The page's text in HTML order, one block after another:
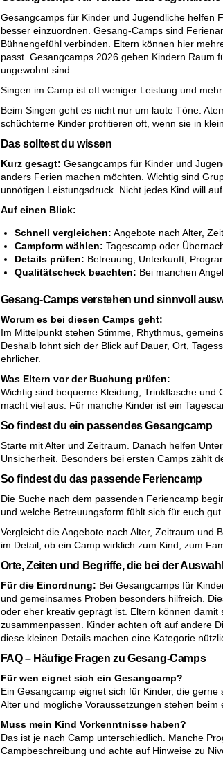
Gesangcamps für Kinder und Jugendliche helfen
besser einzuordnen. Gesang-Camps sind
Bühnengefühl verbinden. Eltern können hier
passt. Gesangcamps 2026 geben Kindern Raum
ungewohnt sind.
Singen im Camp ist oft weniger Leistung und
Beim Singen geht es nicht nur um laute Töne.
schüchterne Kinder profitieren oft, wenn sie in
Das solltest du wissen
Kurz gesagt: Gesangcamps für Kinder und
anders Ferien machen möchten. Wichtig sind
unnötigen Leistungsdruck. Nicht jedes Kind will
Auf einen Blick:
Schnell vergleichen: Angebote nach Alter,
Campform wählen: Tagescamp oder
Details prüfen: Betreuung, Unterkunft,
Qualitätscheck beachten: Bei manchen
Gesang-Camps verstehen und sinnvoll
Worum es bei diesen Camps geht:
Im Mittelpunkt stehen Stimme, Rhythmus,
Deshalb lohnt sich der Blick auf Dauer, Ort,
ehrlicher.
Was Eltern vor der Buchung prüfen:
Wichtig sind bequeme Kleidung, Trinkflasche und
macht viel aus. Für manche Kinder ist ein
So findest du ein passendes Gesangcamp
Starte mit Alter und Zeitraum. Danach helfen
Unsicherheit. Besonders bei ersten Camps zählt
So findest du das passende Feriencamp
Die Suche nach dem passenden Feriencamp
und welche Betreuungsform fühlt sich für euch
Vergleicht die Angebote nach Alter, Zeitraum und
im Detail, ob ein Camp wirklich zum Kind, zum
Orte, Zeiten und Begriffe, die bei der
Für die Einordnung: Bei Gesangcamps für
und gemeinsames Proben besonders hilfreich.
oder eher kreativ geprägt ist. Eltern können
zusammenpassen. Kinder achten oft auf andere
diese kleinen Details machen eine Kategorie
FAQ – Häufige Fragen zu Gesang-Camps
Für wen eignet sich ein Gesangcamp?
Ein Gesangcamp eignet sich für Kinder, die
Alter und mögliche Voraussetzungen stehen beim
Muss mein Kind Vorkenntnisse haben?
Das ist je nach Camp unterschiedlich. Manche
Campbeschreibung und achte auf Hinweise zu